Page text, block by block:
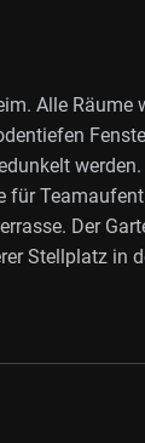
Alle
für
Der
Stellplatz in